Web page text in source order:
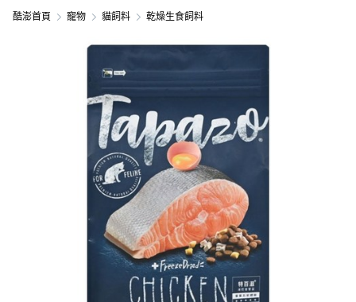
酷澎首頁 寵物 貓飼料 乾燥生食飼料